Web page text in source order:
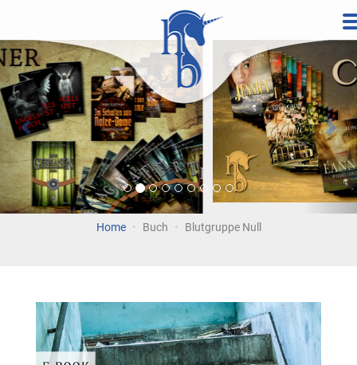
InhaltVorherige
Home Buch Blutgruppe Null